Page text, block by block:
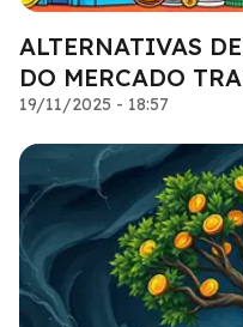
ALTERNATIVAS
DO MERCADO
19/11/2025 - 18:57